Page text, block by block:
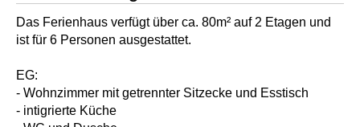
Das Ferienhaus verfügt über ca. 80m² auf 2 Etagen und
ist für 6 Personen ausgestattet.
EG:
- Wohnzimmer mit getrennter Sitzecke und Esstisch
- intigrierte Küche